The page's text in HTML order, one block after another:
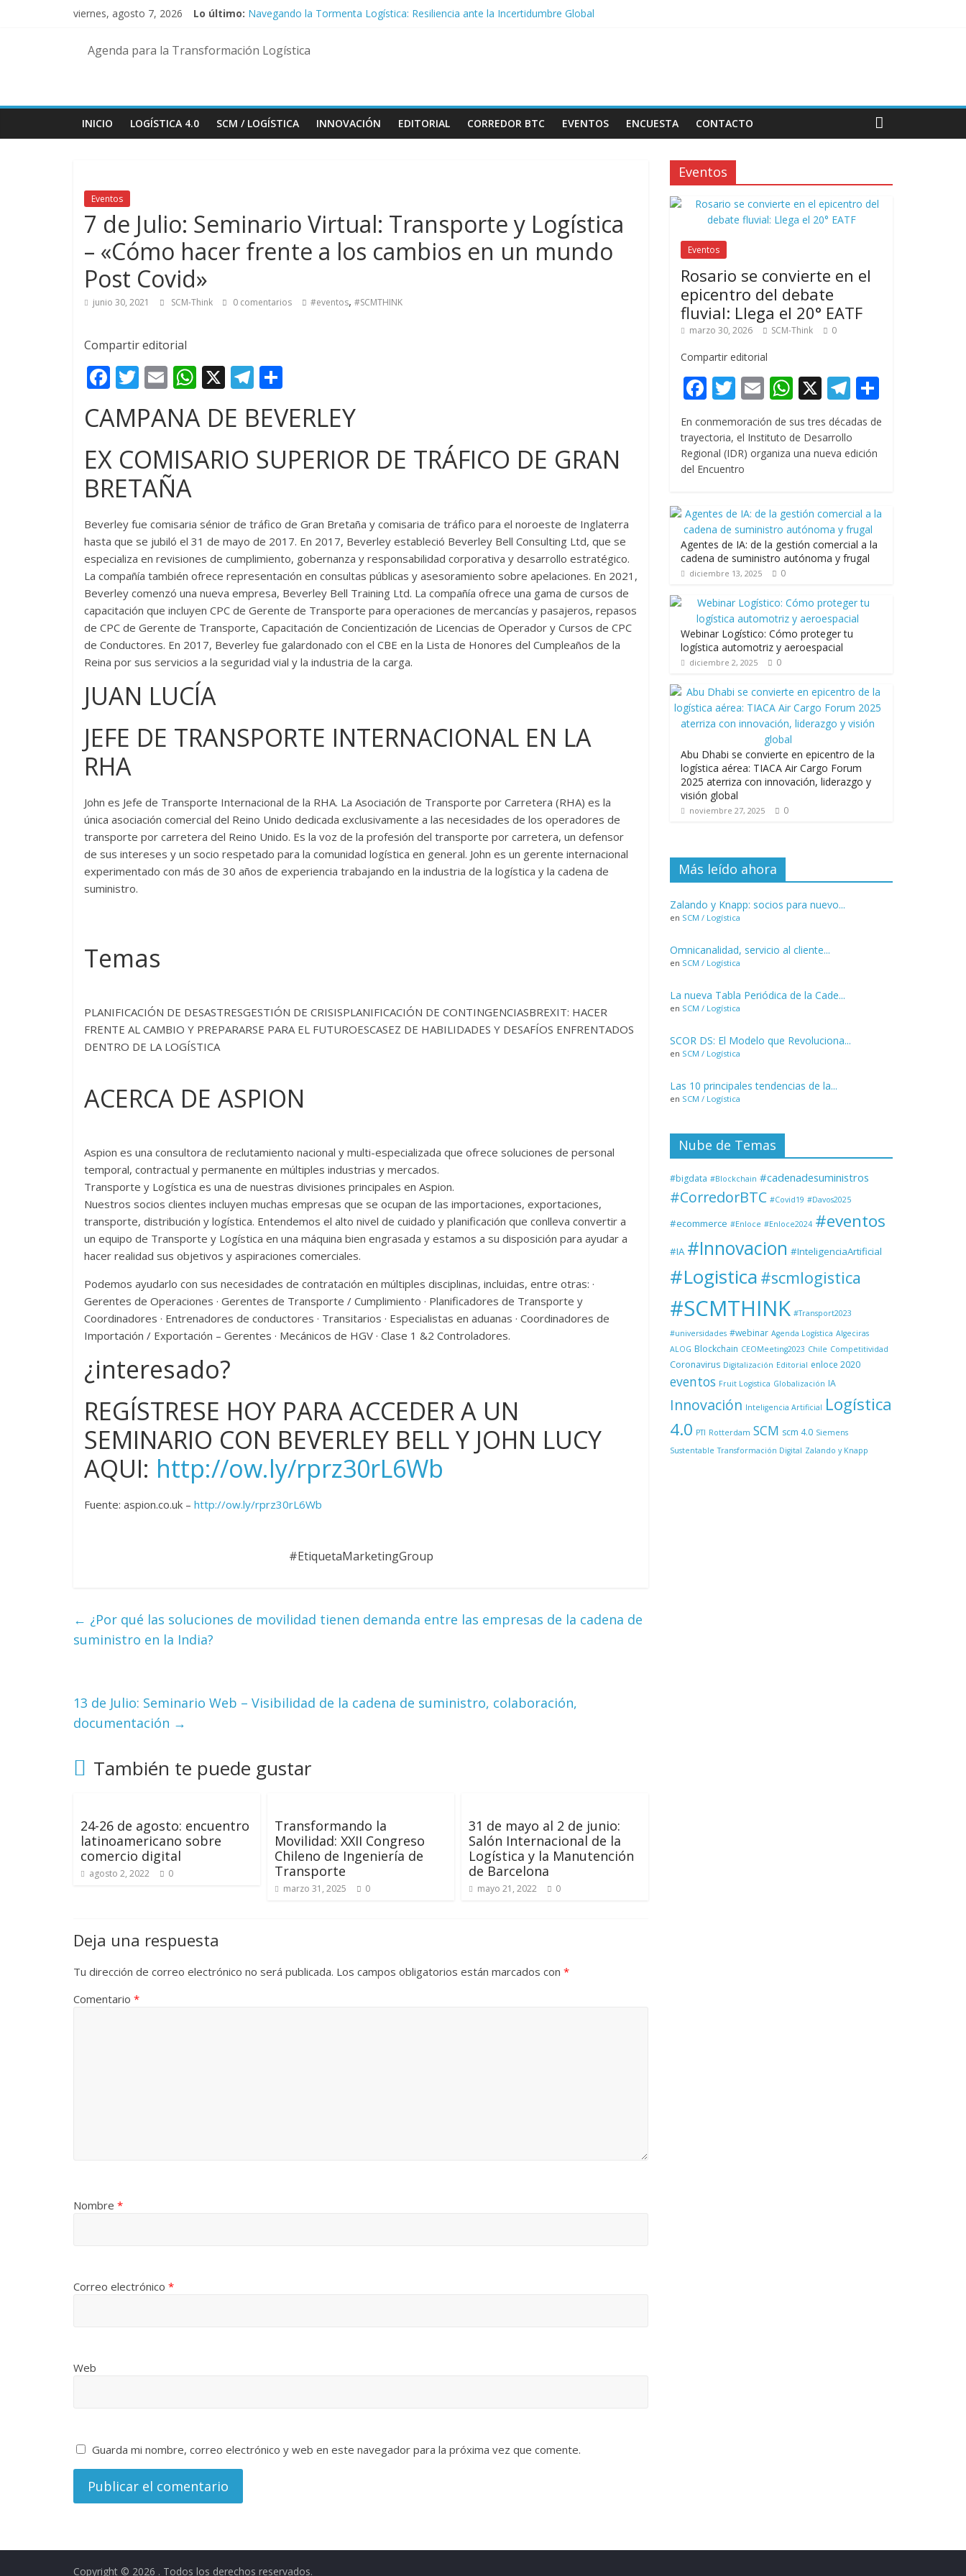
viernes, agosto 7, 2026 Lo último: Navegando la Tormenta Logística: Resiliencia ante la Incertidumbre Global
Logística 4.0: Hacia la Era de las Cadenas de Suministro Predictivas y Autónomas
Rosario se convierte en el epicentro del debate fluvial: Llega el 20° EATF
Agenda para la Transformación Logística
INICIO LOGÍSTICA 4.0 SCM / LOGÍSTICA INNOVACIÓN EDITORIAL CORREDOR BTC EVENTOS ENCUESTA CONTACTO
Eventos
7 de Julio: Seminario Virtual: Transporte y Logística
– «Cómo hacer frente a los cambios en un mundo
Post Covid»
junio 30, 2021 SCM-Think 0 comentarios #eventos, #SCMTHINK
Compartir editorial
F
e
b
o
o
k
T
itt
er
E
ai
l
W
at
s
A
p
X T
e
gr
a
m
p
ar
r
CAMPANA DE BEVERLEY
EX COMISARIO SUPERIOR DE TRÁFICO DE GRAN
BRETAÑA
Beverley fue comisaria sénior de tráfico de Gran Bretaña y comisaria de tráfico para el noroeste de Inglaterra
hasta que se jubiló el 31 de mayo de 2017. En 2017, Beverley estableció Beverley Bell Consulting Ltd, que se
especializa en revisiones de cumplimiento, gobernanza y responsabilidad corporativa y desarrollo estratégico.
La compañía también ofrece representación en consultas públicas y asesoramiento sobre apelaciones. En 2021,
Beverley comenzó una nueva empresa, Beverley Bell Training Ltd. La compañía ofrece una gama de cursos de
capacitación que incluyen CPC de Gerente de Transporte para operaciones de mercancías y pasajeros, repasos
de CPC de Gerente de Transporte, Capacitación de Concientización de Licencias de Operador y Cursos de CPC
de Conductores. En 2017, Beverley fue galardonado con el CBE en la Lista de Honores del Cumpleaños de la
Reina por sus servicios a la seguridad vial y la industria de la carga.
JUAN LUCÍA
JEFE DE TRANSPORTE INTERNACIONAL EN LA
RHA
John es Jefe de Transporte Internacional de la RHA. La Asociación de Transporte por Carretera (RHA) es la
única asociación comercial del Reino Unido dedicada exclusivamente a las necesidades de los operadores de
transporte por carretera del Reino Unido. Es la voz de la profesión del transporte por carretera, un defensor
de sus intereses y un socio respetado para la comunidad logística en general. John es un gerente internacional
experimentado con más de 30 años de experiencia trabajando en la industria de la logística y la cadena de
suministro.
Temas
PLANIFICACIÓN DE DESASTRESGESTIÓN DE CRISISPLANIFICACIÓN DE CONTINGENCIASBREXIT: HACER
FRENTE AL CAMBIO Y PREPARARSE PARA EL FUTUROESCASEZ DE HABILIDADES Y DESAFÍOS ENFRENTADOS
DENTRO DE LA LOGÍSTICA
ACERCA DE ASPION
Aspion es una consultora de reclutamiento nacional y multi-especializada que ofrece soluciones de personal
temporal, contractual y permanente en múltiples industrias y mercados.
Transporte y Logística es una de nuestras divisiones principales en Aspion.
Nuestros socios clientes incluyen muchas empresas que se ocupan de las importaciones, exportaciones,
transporte, distribución y logística. Entendemos el alto nivel de cuidado y planificación que conlleva convertir a
un equipo de Transporte y Logística en una máquina bien engrasada y estamos a su disposición para ayudar a
hacer realidad sus objetivos y aspiraciones comerciales.
Podemos ayudarlo con sus necesidades de contratación en múltiples disciplinas, incluidas, entre otras: ·
Gerentes de Operaciones · Gerentes de Transporte / Cumplimiento · Planificadores de Transporte y
Coordinadores · Entrenadores de conductores · Transitarios · Especialistas en aduanas · Coordinadores de
Importación / Exportación – Gerentes · Mecánicos de HGV · Clase 1 &2 Controladores.
¿interesado?
REGÍSTRESE HOY PARA ACCEDER A UN
SEMINARIO CON BEVERLEY BELL Y JOHN LUCY
AQUI: http://ow.ly/rprz30rL6Wb
Fuente: aspion.co.uk – http://ow.ly/rprz30rL6Wb
#EtiquetaMarketingGroup
← ¿Por qué las soluciones de movilidad tienen demanda entre las empresas de la cadena de
suministro en la India?
13 de Julio: Seminario Web – Visibilidad de la cadena de suministro, colaboración,
documentación →
También te puede gustar
24-26 de agosto: encuentro
latinoamericano sobre
comercio digital
agosto 2, 2022 0
Transformando la
Movilidad: XXII Congreso
Chileno de Ingeniería de
Transporte
marzo 31, 2025 0
31 de mayo al 2 de junio:
Salón Internacional de la
Logística y la Manutención
de Barcelona
mayo 21, 2022 0
Deja una respuesta
Tu dirección de correo electrónico no será publicada. Los campos obligatorios están marcados con *
Comentario *
Nombre *
Correo electrónico *
Web
Guarda mi nombre, correo electrónico y web en este navegador para la próxima vez que comente.
Eventos
Eventos
Rosario se convierte en el
epicentro del debate
fluvial: Llega el 20° EATF
marzo 30, 2026 SCM-Think 0
Compartir editorial
F
e
b
o
o
k
T
itt
er
E
m
ai
l
W
at
s
p
p
X T
el
e
gr
m
m
r
En conmemoración de sus tres décadas de
trayectoria, el Instituto de Desarrollo
Regional (IDR) organiza una nueva edición
del Encuentro
Agentes de IA: de la gestión comercial a la
cadena de suministro autónoma y frugal
diciembre 13, 2025 0
Webinar Logístico: Cómo proteger tu
logística automotriz y aeroespacial
diciembre 2, 2025 0
Abu Dhabi se convierte en epicentro de la
logística aérea: TIACA Air Cargo Forum
2025 aterriza con innovación, liderazgo y
visión global
noviembre 27, 2025 0
Más leído ahora
Zalando y Knapp: socios para nuevo...
en SCM / Logística
Omnicanalidad, servicio al cliente...
en SCM / Logística
La nueva Tabla Periódica de la Cade...
en SCM / Logística
SCOR DS: El Modelo que Revoluciona...
en SCM / Logística
Las 10 principales tendencias de la...
en SCM / Logística
Nube de Temas
#bigdata #Blockchain #cadenadesuministros
#CorredorBTC #Covid19 #Davos2025
#ecommerce #Enloce #Enloce2024 #eventos
#IA #Innovacion #InteligenciaArtificial
#Logistica #scmlogistica
#SCMTHINK #Transport2023
#universidades #webinar Agenda Logística Algeciras
ALOG Blockchain CEOMeeting2023 Chile Competitividad
Coronavirus Digitalización Editorial enloce 2020
eventos Fruit Logistica Globalización IA
Innovación Inteligencia Artificial Logística
4.0 PTI Rotterdam SCM scm 4.0 Siemens
Sustentable Transformación Digital Zalando y Knapp
Copyright © 2026 . Todos los derechos reservados.